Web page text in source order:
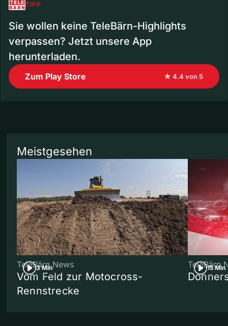
TIPP
Sie wollen keine TeleBärn-Highlights
verpassen? Jetzt unsere App
herunterladen.
Zum Play Store ★ 4.4 von 5
Meistgesehen
3 Min
TeleBärn News
Vom Feld zur Motocross-
Rennstrecke
15 Min
TeleBärn